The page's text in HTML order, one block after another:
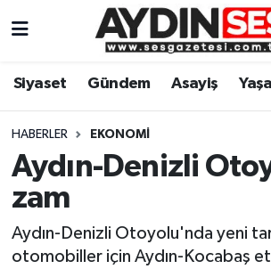
Siyaset Gündem Asayiş
HABERLER EKONOMI
Aydın-Denizli
zam
Aydın-Denizli Otoyolu'nda yeni
otomobiller için Aydın-Kocabaş
Gündem
Siyaset
Ekonomi
Yaşam
Aydın Hava Durumu
Aydin Namaz Vakitleri
Aydın Trafik Yoğunluk Haritası
Süper Lig Puan Durumu ve